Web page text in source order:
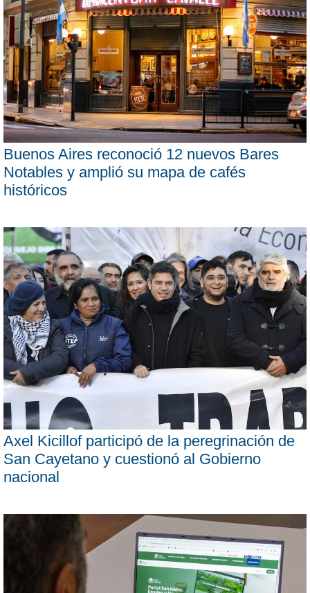
Buenos Aires reconoció 12 nuevos Bares
Notables y amplió su mapa de cafés
históricos
Axel Kicillof participó de la peregrinación de
San Cayetano y cuestionó al Gobierno
nacional